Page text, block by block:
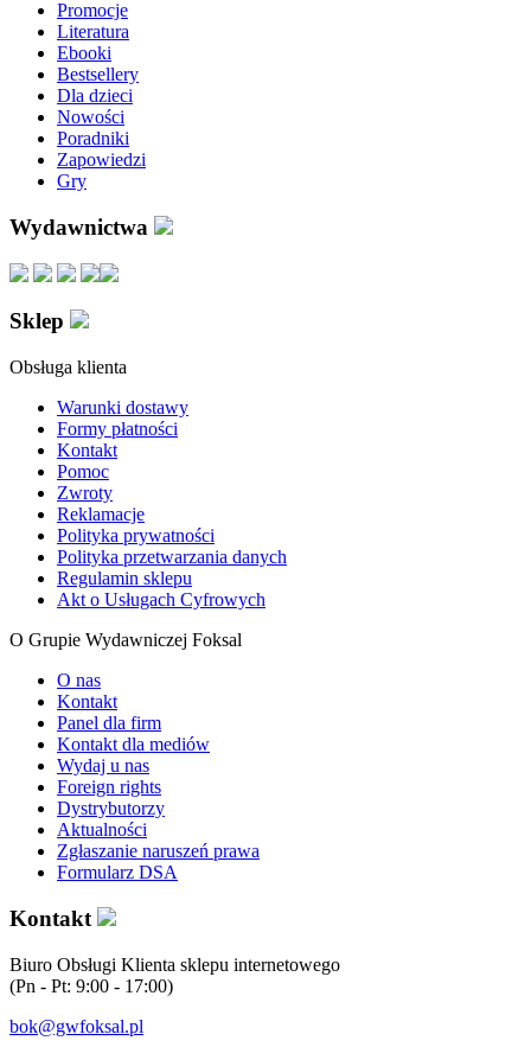
Promocje
Literatura
Ebooki
Bestsellery
Dla dzieci
Nowości
Poradniki
Zapowiedzi
Gry
Wydawnictwa
Sklep
Obsługa klienta
Warunki dostawy
Formy płatności
Kontakt
Pomoc
Zwroty
Reklamacje
Polityka prywatności
Polityka przetwarzania danych
Regulamin sklepu
Akt o Usługach Cyfrowych
O Grupie Wydawniczej Foksal
O nas
Kontakt
Panel dla firm
Kontakt dla mediów
Wydaj u nas
Foreign rights
Dystrybutorzy
Aktualności
Zgłaszanie naruszeń prawa
Formularz DSA
Kontakt
Biuro Obsługi Klienta sklepu internetowego
(Pn - Pt: 9:00 - 17:00)
bok@gwfoksal.pl